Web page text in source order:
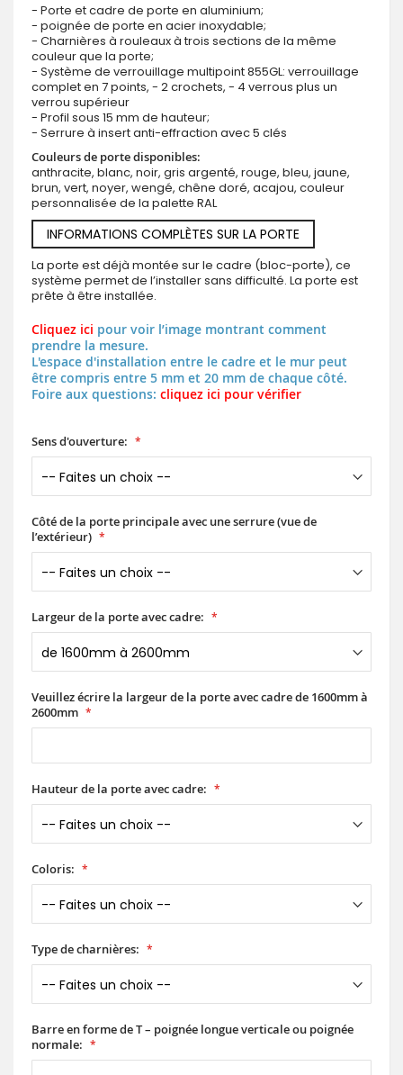
- Porte et cadre de porte en aluminium;
- poignée de porte en acier inoxydable;
- Charnières à rouleaux à trois sections de la même
couleur que la porte;
- Système de verrouillage multipoint 855GL: verrouillage
complet en 7 points, - 2 crochets, - 4 verrous plus un
verrou supérieur
- Profil sous 15 mm de hauteur;
- Serrure à insert anti-effraction avec 5 clés
Couleurs de porte disponibles:
anthracite, blanc, noir, gris argenté, rouge, bleu, jaune,
brun, vert, noyer, wengé, chêne doré, acajou, couleur
personnalisée de la palette RAL
INFORMATIONS COMPLÈTES SUR LA PORTE
La porte est déjà montée sur le cadre (bloc-porte), ce
système permet de l’installer sans difficulté. La porte est
prête à être installée.
Cliquez ici pour voir l’image montrant comment
prendre la mesure.
L'espace d'installation entre le cadre et le mur peut
être compris entre 5 mm et 20 mm de chaque côté.
Foire aux questions: cliquez ici pour vérifier
Sens d'ouverture:
Côté de la porte principale avec une serrure (vue de
l’extérieur)
Largeur de la porte avec cadre:
Veuillez écrire la largeur de la porte avec cadre de 1600mm à
2600mm
Hauteur de la porte avec cadre:
Coloris:
Type de charnières:
Barre en forme de T – poignée longue verticale ou poignée
normale: